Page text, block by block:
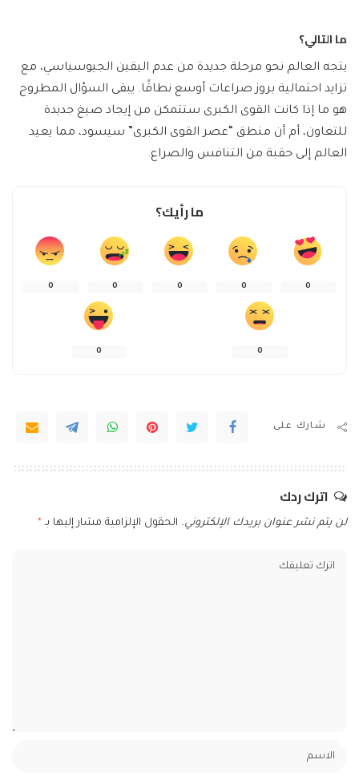
ما التالي؟
يتجه العالم نحو مرحلة جديدة من عدم اليقين الجيوسياسي، مع
تزايد احتمالية بروز صراعات أوسع نطاقًا. يبقى السؤال المطروح
هو ما إذا كانت القوى الكبرى ستتمكن من إيجاد صيغ جديدة
للتعاون، أم أن منطق “عصر القوى الكبرى” سيسود، مما يعيد
العالم إلى حقبة من التنافس والصراع.
ما رأيك؟
0
0
0
0
0
0
0
شارك على
اترك ردك
لن يتم نشر عنوان بريدك الإلكتروني. الحقول الإلزامية مشار إليها بـ *